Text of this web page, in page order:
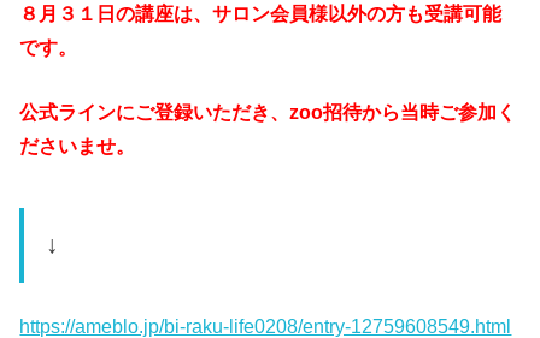
８月３１日の講座は、サロン会員様以外の方も受講可能
です。
公式ラインにご登録いただき、zoo招待から当時ご参加く
ださいませ。
↓
https://ameblo.jp/bi-raku-life0208/entry-12759608549.html